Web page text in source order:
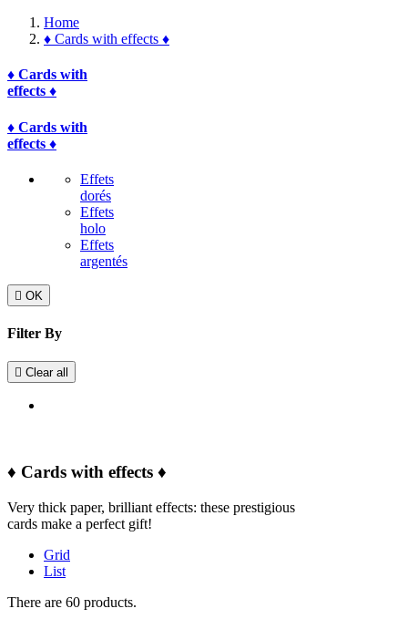
Home
♦ Cards with effects ♦
♦ Cards with
effects ♦
♦ Cards with
effects ♦
Effets
dorés
Effets
holo
Effets
argentés
 OK
Filter By
 Clear all
♦ Cards with effects ♦
Very thick paper, brilliant effects: these prestigious
cards make a perfect gift!
Grid
List
There are 60 products.